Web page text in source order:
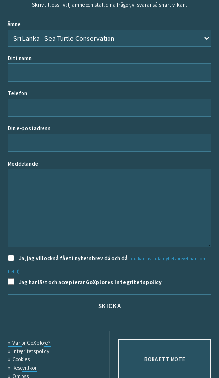
Skriv till oss - välj ämne och ställ dina frågor, vi svarar så snart vi kan.
Ämne
Ditt namn
Telefon
Din e-postadress
Meddelande
Ja, jag vill också få ett nyhetsbrev då och då (du kan avsluta nyhetsbrevet när som
helst)
Jag har läst och accepterar GoXplores Integritetspolicy
SKICKA
Varför GoXplore?
Integritetspolicy
Cookies
Resevillkor
Om oss
BOKA ETT MÖTE